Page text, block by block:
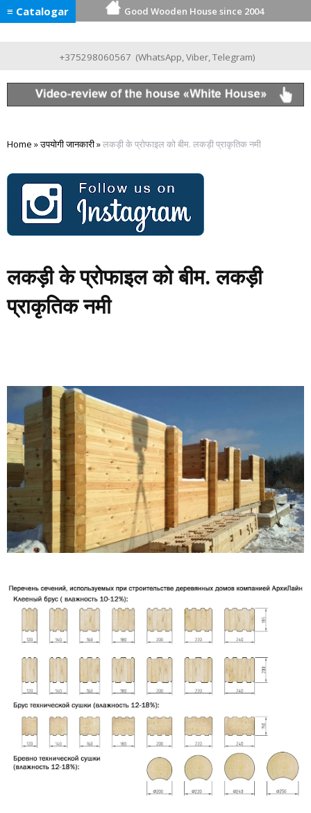
≡ Catalogar Good Wooden House since 2004
+375298060567 (WhatsApp,Viber,Telegram)
Home »उपयोगी जानकारी»लकड़ी के प्रोफाइल को बीम. लकड़ी प्राकृतिक नमी
लकड़ी के प्रोफाइल को बीम. लकड़ी
प्राकृतिक नमी